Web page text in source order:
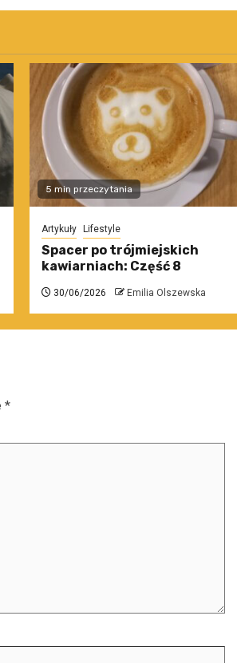
5 min przeczytania
Artykuły Lifestyle
Spacer po trójmiejskich
kawiarniach: Część 8
30/06/2026 Emilia Olszewska
*